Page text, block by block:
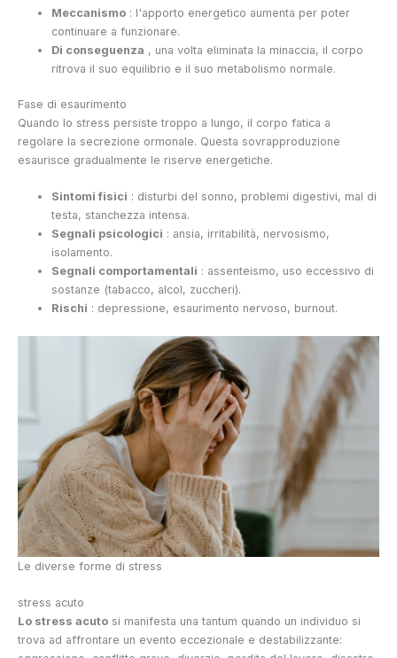
Meccanismo : l'apporto energetico aumenta per poter
continuare a funzionare.
Di conseguenza , una volta eliminata la minaccia, il corpo
ritrova il suo equilibrio e il suo metabolismo normale.
Fase di esaurimento
Quando lo stress persiste troppo a lungo, il corpo fatica a
regolare la secrezione ormonale. Questa sovrapproduzione
esaurisce gradualmente le riserve energetiche.
Sintomi fisici : disturbi del sonno, problemi digestivi, mal di
testa, stanchezza intensa.
Segnali psicologici : ansia, irritabilità, nervosismo,
isolamento.
Segnali comportamentali : assenteismo, uso eccessivo di
sostanze (tabacco, alcol, zuccheri).
Rischi : depressione, esaurimento nervoso, burnout.
Le diverse forme di stress
stress acuto
Lo stress acuto si manifesta una tantum quando un individuo si
trova ad affrontare un evento eccezionale e destabilizzante: